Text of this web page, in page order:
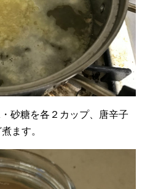
砂糖を各２カップ、唐辛子
ます。